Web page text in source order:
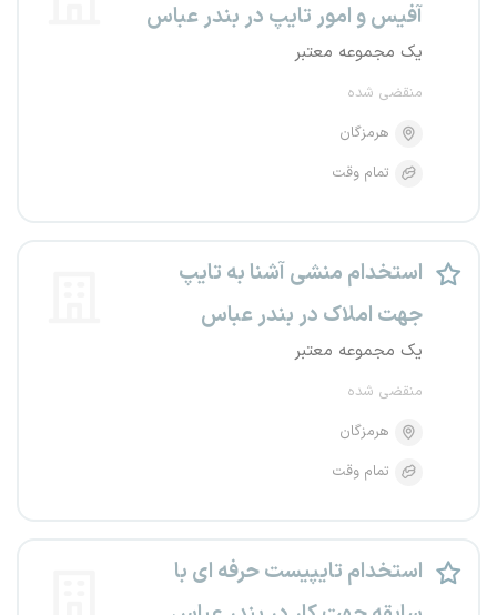
آفیس و امور تایپ در بندر عباس
یک مجموعه معتبر
منقضی شده
هرمزگان
تمام وقت
استخدام منشی آشنا به تایپ
جهت املاک در بندر عباس
یک مجموعه معتبر
منقضی شده
هرمزگان
تمام وقت
استخدام تایپیست حرفه ای با